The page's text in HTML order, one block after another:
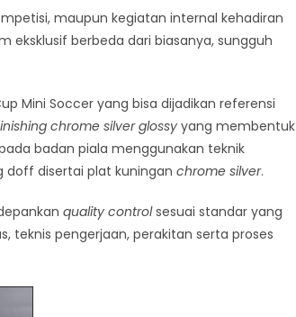
maupun kegiatan internal kehadiran
eksklusif berbeda dari biasanya, sungguh
Mini Soccer yang bisa dijadikan referensi
chrome silver glossy yang membentuk
badan piala menggunakan teknik
doff disertai plat kuningan chrome silver.
quality controlsesuai standar yang
teknis pengerjaan, perakitan serta proses